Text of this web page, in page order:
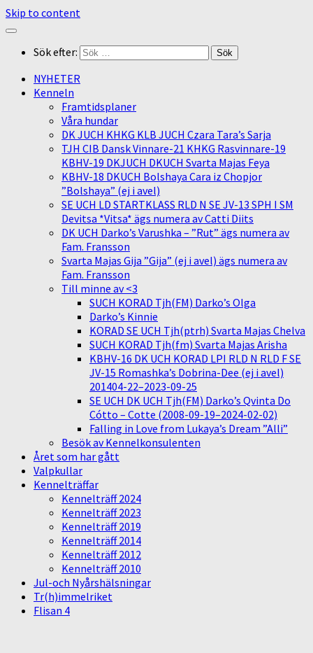
Skip to content
Sök efter:
NYHETER
Kenneln
Framtidsplaner
Våra hundar
DK JUCH KHKG KLB JUCH Czara Tara’s Sarja
TJH CIB Dansk Vinnare-21 KHKG Rasvinnare-19
KBHV-19 DKJUCH DKUCH Svarta Majas Feya
KBHV-18 DKUCH Bolshaya Cara iz Chopjor
”Bolshaya” (ej i avel)
SE UCH LD STARTKLASS RLD N SE JV-13 SPH I SM
Devitsa *Vitsa* ägs numera av Catti Diits
DK UCH Darko’s Varushka – ”Rut” ägs numera av
Fam. Fransson
Svarta Majas Gija ”Gija” (ej i avel) ägs numera av
Fam. Fransson
Till minne av <3
SUCH KORAD Tjh(FM) Darko’s Olga
Darko’s Kinnie
KORAD SE UCH Tjh(ptrh) Svarta Majas Chelva
SUCH KORAD Tjh(fm) Svarta Majas Arisha
KBHV-16 DK UCH KORAD LPI RLD N RLD F SE
JV-15 Romashka’s Dobrina-Dee (ej i avel)
201404-22–2023-09-25
SE UCH DK UCH Tjh(FM) Darko’s Qvinta Do
Cótto – Cotte (2008-09-19–2024-02-02)
Falling in Love from Lukaya’s Dream ”Alli”
Besök av Kennelkonsulenten
Året som har gått
Valpkullar
Kennelträffar
Kennelträff 2024
Kennelträff 2023
Kennelträff 2019
Kennelträff 2014
Kennelträff 2012
Kennelträff 2010
Jul-och Nyårshälsningar
Tr(h)immelriket
Flisan 4